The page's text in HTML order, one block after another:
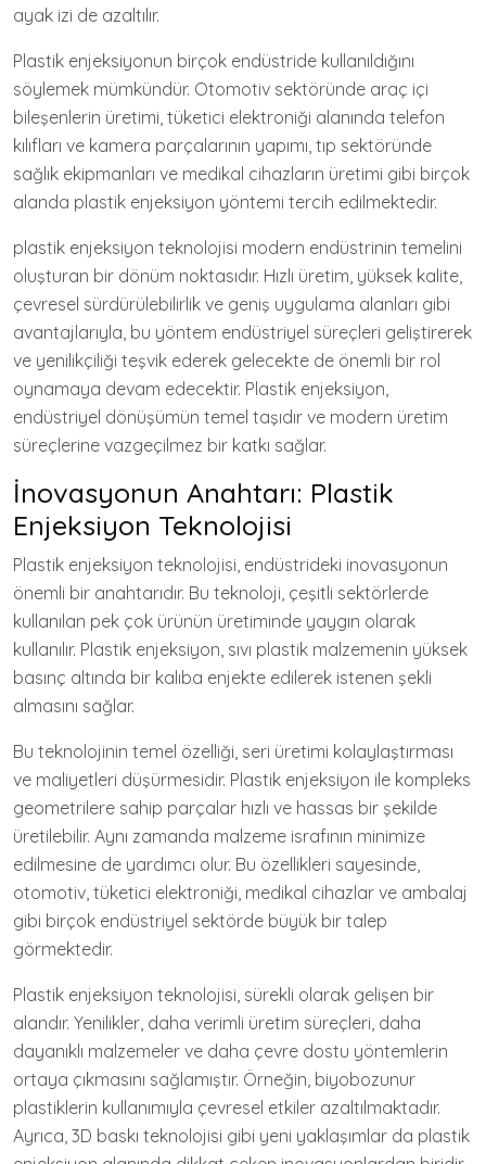
ayak izi de azaltılır.
Plastik enjeksiyonun birçok endüstride kullanıldığını
söylemek mümkündür. Otomotiv sektöründe araç içi
bileşenlerin üretimi, tüketici elektroniği alanında telefon
kılıfları ve kamera parçalarının yapımı, tıp sektöründe
sağlık ekipmanları ve medikal cihazların üretimi gibi birçok
alanda plastik enjeksiyon yöntemi tercih edilmektedir.
plastik enjeksiyon teknolojisi modern endüstrinin temelini
oluşturan bir dönüm noktasıdır. Hızlı üretim, yüksek kalite,
çevresel sürdürülebilirlik ve geniş uygulama alanları gibi
avantajlarıyla, bu yöntem endüstriyel süreçleri geliştirerek
ve yenilikçiliği teşvik ederek gelecekte de önemli bir rol
oynamaya devam edecektir. Plastik enjeksiyon,
endüstriyel dönüşümün temel taşıdır ve modern üretim
süreçlerine vazgeçilmez bir katkı sağlar.
İnovasyonun Anahtarı: Plastik
Enjeksiyon Teknolojisi
Plastik enjeksiyon teknolojisi, endüstrideki inovasyonun
önemli bir anahtarıdır. Bu teknoloji, çeşitli sektörlerde
kullanılan pek çok ürünün üretiminde yaygın olarak
kullanılır. Plastik enjeksiyon, sıvı plastik malzemenin yüksek
basınç altında bir kalıba enjekte edilerek istenen şekli
almasını sağlar.
Bu teknolojinin temel özelliği, seri üretimi kolaylaştırması
ve maliyetleri düşürmesidir. Plastik enjeksiyon ile kompleks
geometrilere sahip parçalar hızlı ve hassas bir şekilde
üretilebilir. Aynı zamanda malzeme israfının minimize
edilmesine de yardımcı olur. Bu özellikleri sayesinde,
otomotiv, tüketici elektroniği, medikal cihazlar ve ambalaj
gibi birçok endüstriyel sektörde büyük bir talep
görmektedir.
Plastik enjeksiyon teknolojisi, sürekli olarak gelişen bir
alandır. Yenilikler, daha verimli üretim süreçleri, daha
dayanıklı malzemeler ve daha çevre dostu yöntemlerin
ortaya çıkmasını sağlamıştır. Örneğin, biyobozunur
plastiklerin kullanımıyla çevresel etkiler azaltılmaktadır.
Ayrıca, 3D baskı teknolojisi gibi yeni yaklaşımlar da plastik